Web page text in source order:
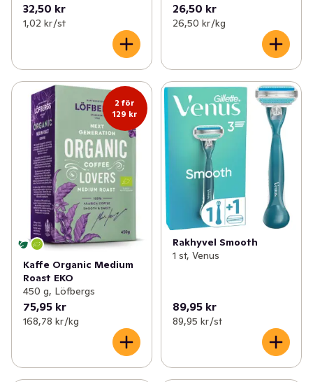
32,50 kr
1,02 kr /st
26,50 kr
26,50 kr /kg
2 för
129 kr
Kaffe Organic Medium
Roast EKO
450 g, Löfbergs
75,95 kr
168,78 kr /kg
Rakhyvel Smooth
1 st, Venus
89,95 kr
89,95 kr /st